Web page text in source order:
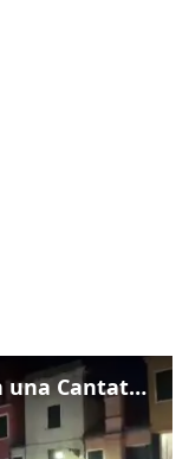
Venezia omaggia Guccini con una Cantata Anarchica in campo Santa Margherita